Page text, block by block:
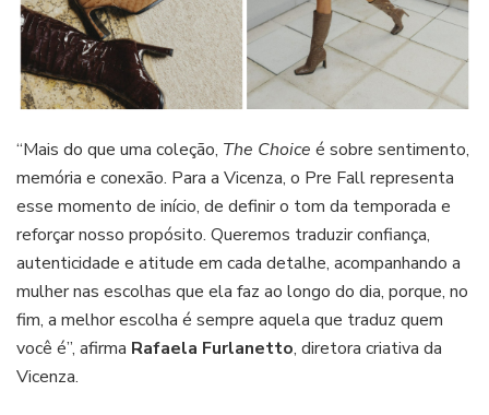
“Mais do que uma coleção, The Choice é sobre sentimento,
memória e conexão. Para a Vicenza, o Pre Fall representa
esse momento de início, de definir o tom da temporada e
reforçar nosso propósito. Queremos traduzir confiança,
autenticidade e atitude em cada detalhe, acompanhando a
mulher nas escolhas que ela faz ao longo do dia, porque, no
fim, a melhor escolha é sempre aquela que traduz quem
você é”, afirma Rafaela Furlanetto, diretora criativa da
Vicenza.